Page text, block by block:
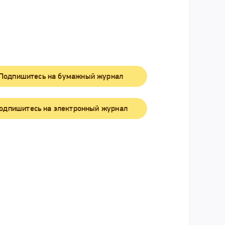
на бумажный журнал
на электронный журнал